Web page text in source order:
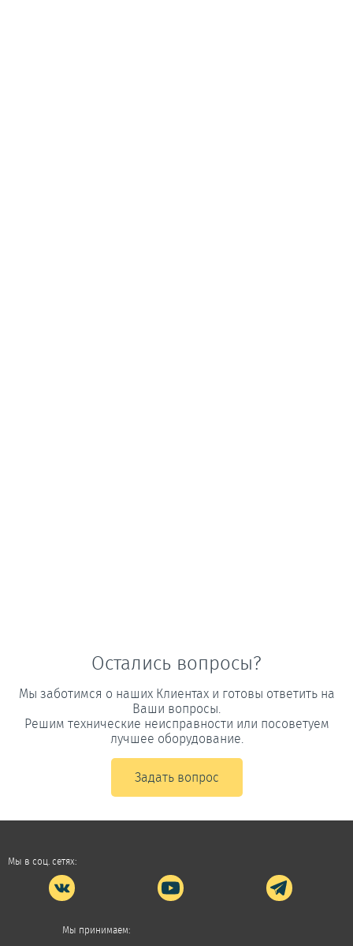
Остались вопросы?
Мы заботимся о наших Клиентах и готовы ответить на
Ваши вопросы.
Решим технические неисправности или посоветуем
лучшее оборудование.
Задать вопрос
Мы в соц. сетях:
Мы принимаем: